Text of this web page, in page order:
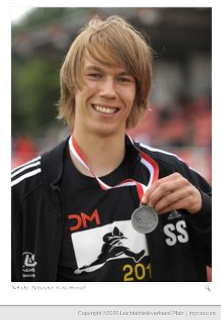
Schultz, Sebastian © Iris Hensel
Copyright ©2026 Leichtathletikverband Pfalz | Impressum